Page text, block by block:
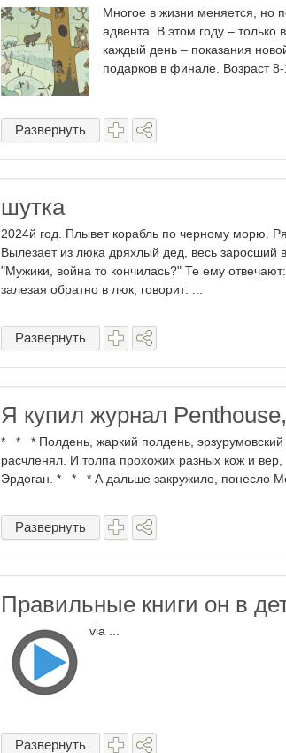
Многое в жизни меняется, но
адвента. В этом году – только
каждый день – показания
подарков в финале. Возраст
Развернуть
шутка
2024й год. Плывет корабль по черному морю.
Вылезает из люка дряхлый дед, весь заросший
"Мужики, война то кончилась?" Те ему
залезая обратно в люк, говорит: ...
Развернуть
Я купил журнал
* * * Полдень, жаркий полдень,
расчленял. И толпа прохожих разных кож и
Эрдоган. * * * А дальше закружило, понесло
Развернуть
Правильные книги он в
via ...
Развернуть